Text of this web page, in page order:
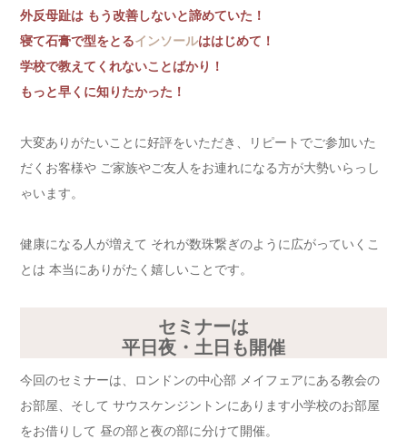
外反母趾は もう改善しないと諦めていた！
寝て石膏で型をとるインソールははじめて！
学校で教えてくれないことばかり！
もっと早くに知りたかった！
大変ありがたいことに好評をいただき、リピートでご参加いた
だくお客様や ご家族やご友人をお連れになる方が大勢いらっし
ゃいます。
健康になる人が増えて それが数珠繋ぎのように広がっていくこ
とは 本当にありがたく嬉しいことです。
セミナーは
平日夜・土日も開催
今回のセミナーは、ロンドンの中心部 メイフェアにある教会の
お部屋、そして サウスケンジントンにあります小学校のお部屋
をお借りして 昼の部と夜の部に分けて開催。